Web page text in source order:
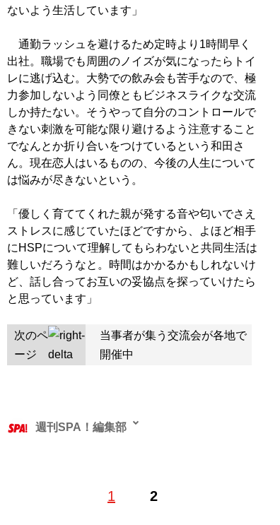
ないよう生活しています」
通勤ラッシュを避けるため定時より1時間早く
出社。職場でも周囲のノイズが気になったらトイ
レに逃げ込む。大勢での飲み会も苦手なので、極
力参加しないよう同僚ともビジネスライクな交流
しか持たない。そうやって自分のコントロールで
きない刺激を可能な限り避けるよう注意すること
でなんとか折り合いをつけているという和田さ
ん。現在恋人はいるものの、今後の人生について
は悩みが尽きないという。
「優しく育ててくれた親が発する音や匂いでさえ
ストレスに感じていたほどですから、よほど相手
にHSPについて理解してもらわないと共同生活は
難しいだろうなと。時間はかかるかもしれないけ
ど、話し合ってお互いの妥協点を探っていけたら
と思っています」
次のペ
ージ
当事者が集う交流会が各地で
開催中
1 2
週刊SPA！編集部